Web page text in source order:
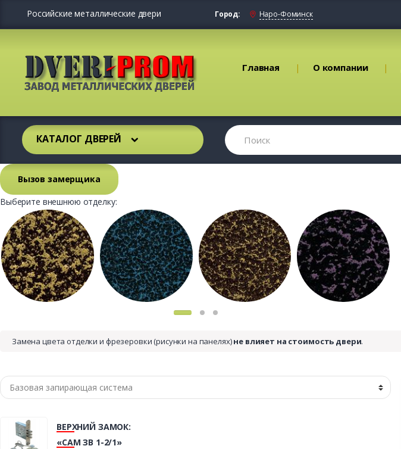
Российские металлические двери Город: Наро-Фоминск
Главная О компании
КАТАЛОГ ДВЕРЕЙ
Вызов замерщика
Выберите внешнюю отделку:
Замена цвета отделки и фрезеровки (рисунки на панелях)не влияет на стоимость двери.
ВЕРХНИЙ ЗАМОК:
«САМ ЗВ 1-2/1»